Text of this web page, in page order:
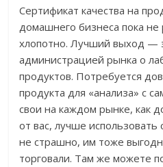
Сертификат качества на
домашнего бизнеса пока не
хлопотно. Лучший выход —
администрацией рынка о
продуктов. Потребуется
продукта для «анализа» с
свои на каждом рынке, как
от вас, лучше
не страшно, им тоже
торговали. Там же можете